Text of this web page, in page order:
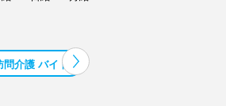
介護 バイト